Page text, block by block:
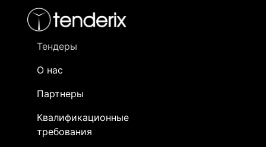
Тендеры
О нас
Партнеры
Квалификационные
требования
- активный лот
- сохраненный лот (не опубликован)
Закупка: Шина
медная
[Завершен]
Победитель выбран